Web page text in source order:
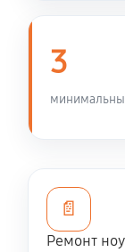
Замена шим-
Настройка
3
📄
Ремонт